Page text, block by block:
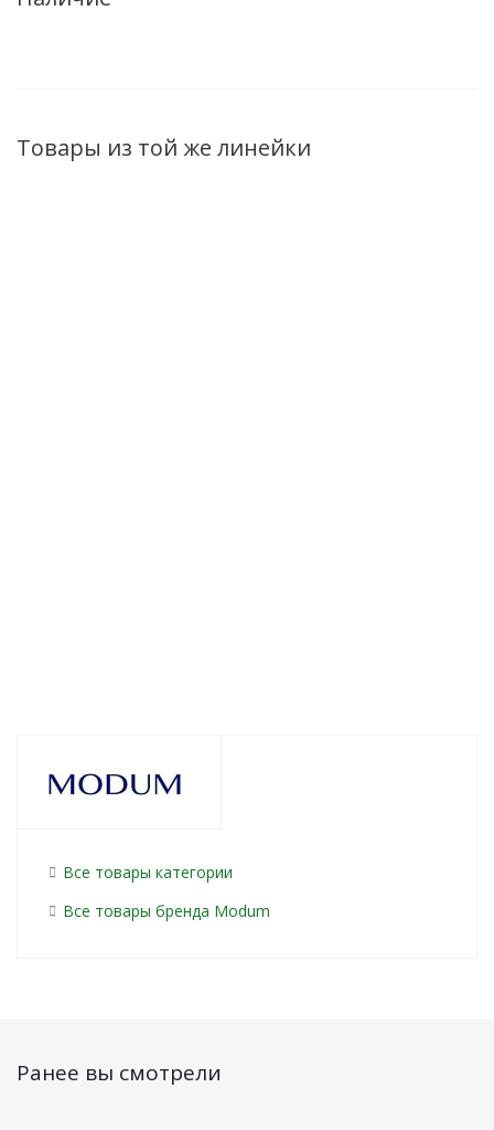
Товары из той же линейки
Все товары категории
Все товары бренда Modum
Ранее вы смотрели